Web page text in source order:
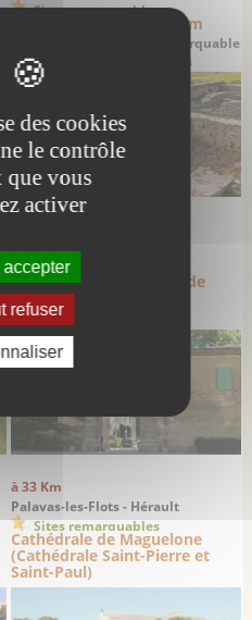
Sites remarquables
L'oppidum d'Ambrussum
Un site archéologique remarquable
sur la trace des celtes et des
romains
Villeneuvette - Hérault
Sites remarquables
La Manufacture Royale de
Villeneuvette
La Cité de Colbert
à 33 Km
Palavas-les-Flots - Hérault
Sites remarquables
Cathédrale de Maguelone
(Cathédrale Saint-Pierre et
Saint-Paul)
La cathédrale des sables : un haut
lieu de la chrétienté médiévale
des cookies
le contrôle
que vous
activer
accepter
refuser